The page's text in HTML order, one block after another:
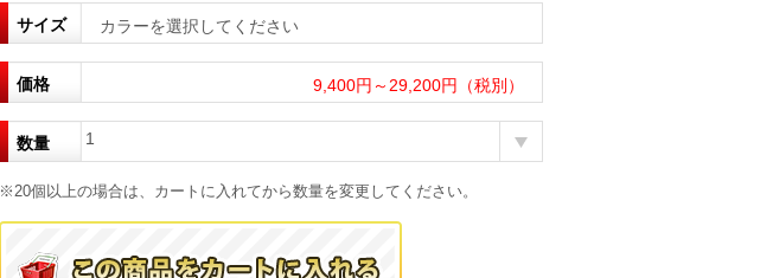
サイズ カラーを選択してください
価格 9,400円～29,200円（税別）
数量 1
※20個以上の場合は、カートに入れてから数量を変更してください。